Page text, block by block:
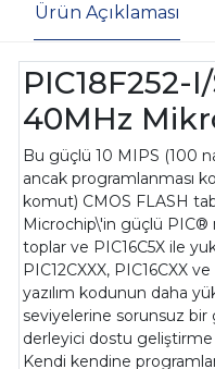
Ürün Açıklaması
PIC18F252-
40MHz
Bu güçlü 10 MIPS (100
ancak programlanması
komut) CMOS FLASH
Microchip\'in güçlü
toplar ve PIC16C5X ile
PIC12CXXX, PIC16CXX
yazılım kodunun daha
seviyelerine sorunsuz bir
derleyici dostu geliştirme
Kendi kendine